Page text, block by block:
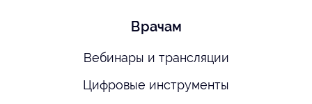
Врачам
Вебинары и трансляции
Цифровые инструменты